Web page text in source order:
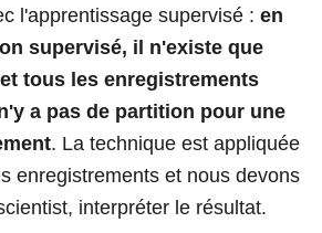
l'apprentissage supervisé : en
supervisé, il n'existe que
et tous les enregistrements
a pas de partition pour une
. La technique est appliquée
enregistrements et nous devons
interpréter le résultat.